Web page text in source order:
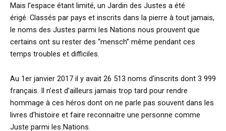
Mais l’espace étant limité, un Jardin des Justes a été
érigé. Classés par pays et inscrits dans la pierre à tout jamais,
le noms des Justes parmi les Nations nous prouvent que
certains ont su rester des “mensch” même pendant ces
temps troubles et difficiles.
Au 1er janvier 2017 il y avait 26 513 noms d’inscrits dont 3 999
français. Il n’est d’ailleurs jamais trop tard pour rendre
hommage à ces héros dont on ne parle pas souvent dans les
livres d’histoire et faire reconnaitre une personne comme
Juste parmi les Nations.